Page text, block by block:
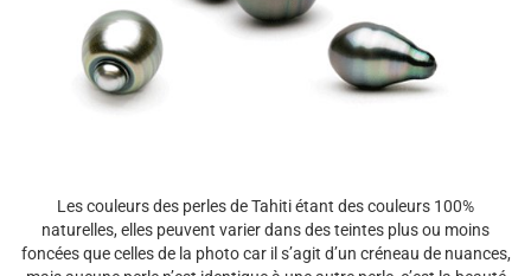
Les couleurs des perles de Tahiti étant des couleurs 100%
naturelles, elles peuvent varier dans des teintes plus ou moins
foncées que celles de la photo car il s’agit d’un créneau de nuances,